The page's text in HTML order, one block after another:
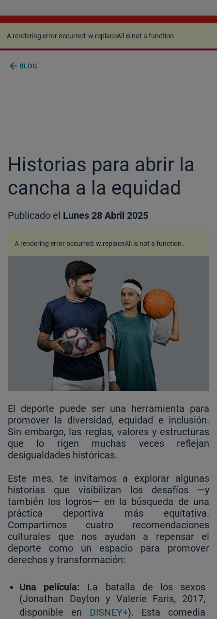
A rendering error occurred:w.replaceAll is not a
function.
A rendering error occurred:w.replaceAll is not a function.
arrow_back BLOG
Historias para abrir la
cancha a la equidad
Publicado el Lunes 28 Abril 2025
El deporte puede ser una herramienta para
promover la diversidad, equidad e inclusión.
Sin embargo, las reglas, valores y estructuras
que lo rigen muchas veces reflejan
desigualdades históricas.
Este mes, te invitamos a explorar algunas
historias que visibilizan los desafíos —y
también los logros— en la búsqueda de una
práctica deportiva más equitativa.
Compartimos cuatro recomendaciones
culturales que nos ayudan a repensar el
deporte como un espacio para promover
derechos y transformación:
Una película: La batalla de los sexos
(Jonathan Dayton y Valerie Faris, 2017,
disponible en DISNEY+). Esta comedia
A rendering error occurred:w.replaceAll is not a function.